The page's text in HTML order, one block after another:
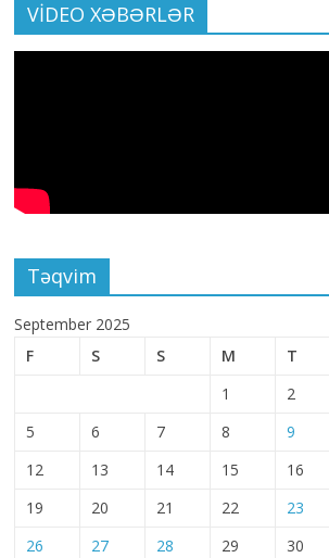
VİDEO XƏBƏRLƏR
Təqvim
September 2025
F
S S M T
1 2
5
6 7 8 9
12
13 14 15 16
19
20 21 22 23
26
27 28 29 30